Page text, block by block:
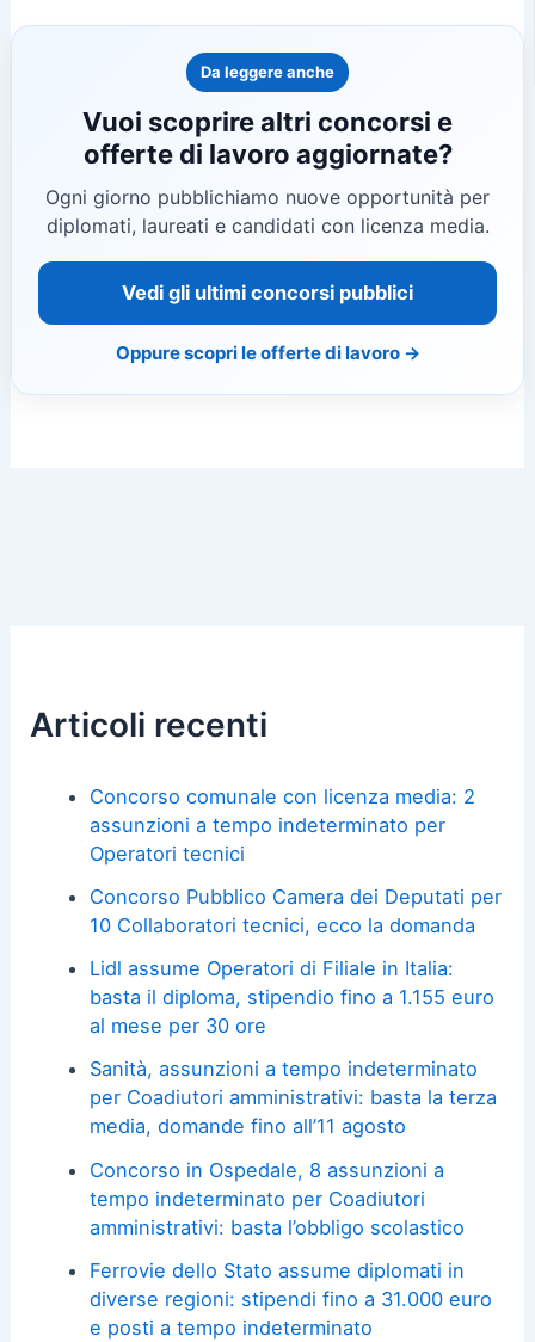
Da leggere anche
Vuoi scoprire altri concorsi e
offerte di lavoro aggiornate?
Ogni giorno pubblichiamo nuove opportunità per
diplomati, laureati e candidati con licenza media.
Vedi gli ultimi concorsi pubblici
Oppure scopri le offerte di lavoro →
Articoli recenti
Concorso comunale con licenza media: 2
assunzioni a tempo indeterminato per
Operatori tecnici
Concorso Pubblico Camera dei Deputati per
10 Collaboratori tecnici, ecco la domanda
Lidl assume Operatori di Filiale in Italia:
basta il diploma, stipendio fino a 1.155 euro
al mese per 30 ore
Sanità, assunzioni a tempo indeterminato
per Coadiutori amministrativi: basta la terza
media, domande fino all’11 agosto
Concorso in Ospedale, 8 assunzioni a
tempo indeterminato per Coadiutori
amministrativi: basta l’obbligo scolastico
Ferrovie dello Stato assume diplomati in
diverse regioni: stipendi fino a 31.000 euro
e posti a tempo indeterminato